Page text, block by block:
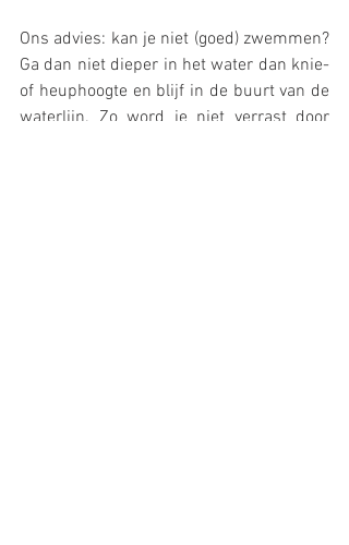
Ons advies: kan je niet (goed) zwemmen?
Ga dan niet dieper in het water dan knie-
of heuphoogte en blijf in de buurt van de
waterlijn. Zo word je niet verrast door